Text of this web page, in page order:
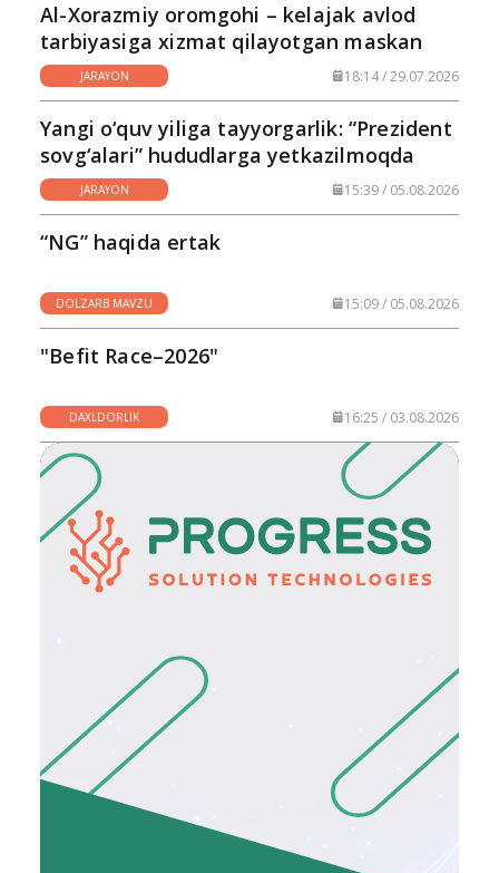
Al-Xorazmiy oromgohi – kelajak avlod
tarbiyasiga xizmat qilayotgan maskan
JARAYON 18:14 / 29.07.2026
Yangi o‘quv yiliga tayyorgarlik: “Prezident
sovg‘alari” hududlarga yetkazilmoqda
JARAYON 15:39 / 05.08.2026
“NG” haqida ertak
DOLZARB MAVZU 15:09 / 05.08.2026
"Befit Race–2026"
DAXLDORLIK 16:25 / 03.08.2026